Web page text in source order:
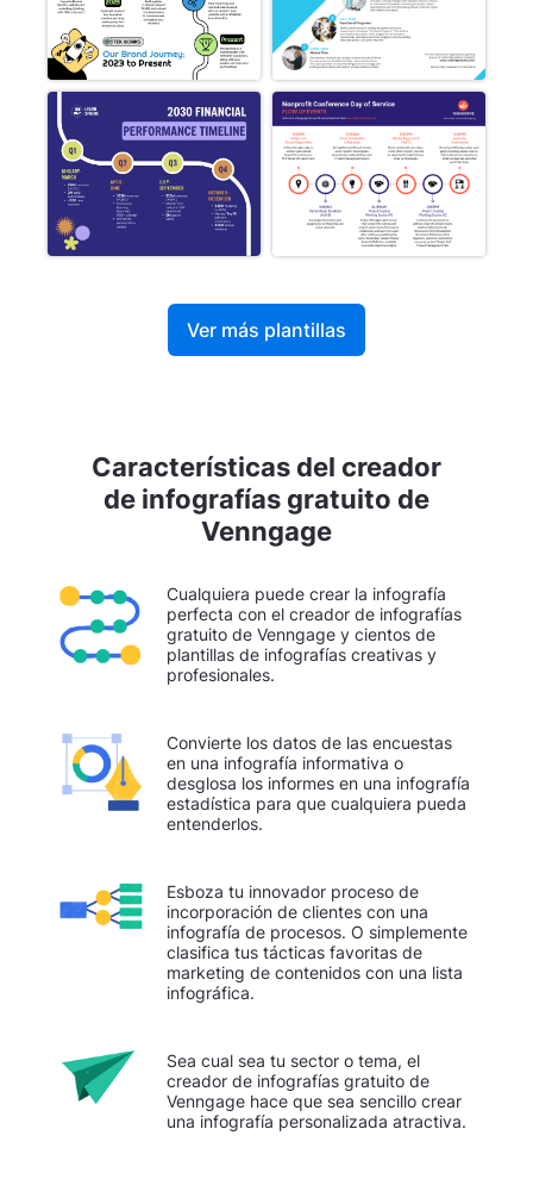
Ver más plantillas
Características del creador
de infografías gratuito de
Venngage
Cualquiera puede crear la infografía
perfecta con el creador de infografías
gratuito de Venngage y cientos de
plantillas de infografías creativas y
profesionales.
Convierte los datos de las encuestas
en una infografía informativa o
desglosa los informes en una infografía
estadística para que cualquiera pueda
entenderlos.
Esboza tu innovador proceso de
incorporación de clientes con una
infografía de procesos. O simplemente
clasifica tus tácticas favoritas de
marketing de contenidos con una lista
infográfica.
Sea cual sea tu sector o tema, el
creador de infografías gratuito de
Venngage hace que sea sencillo crear
una infografía personalizada atractiva.